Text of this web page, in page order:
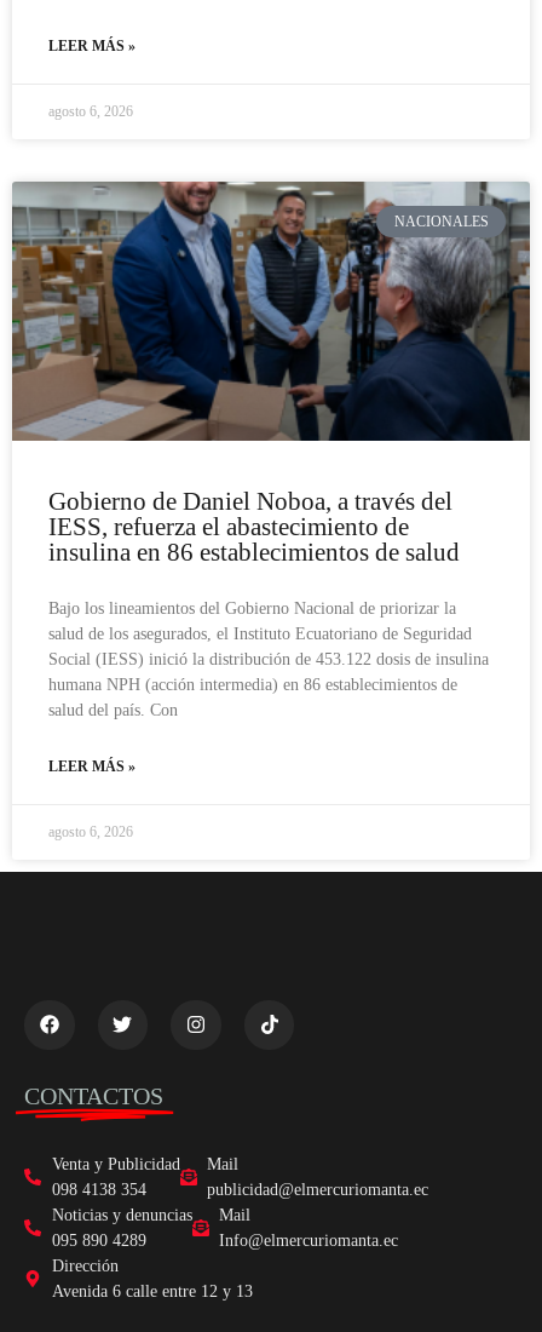
LEER MÁS »
agosto 6, 2026
NACIONALES
Gobierno de Daniel Noboa, a través del
IESS, refuerza el abastecimiento de
insulina en 86 establecimientos de salud
Bajo los lineamientos del Gobierno Nacional de priorizar la
salud de los asegurados, el Instituto Ecuatoriano de Seguridad
Social (IESS) inició la distribución de 453.122 dosis de insulina
humana NPH (acción intermedia) en 86 establecimientos de
salud del país. Con
LEER MÁS »
agosto 6, 2026
CONTACTOS
Venta y Publicidad
098 4138 354
Mail
publicidad@elmercuriomanta.ec
Noticias y denuncias
095 890 4289
Mail
Info@elmercuriomanta.ec
Dirección
Avenida 6 calle entre 12 y 13